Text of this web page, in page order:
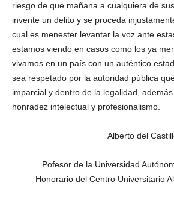
riesgo de que mañana a cualquiera de
invente un delito y se proceda
cual es menester levantar la voz ante
estamos viendo en casos como los ya
vivamos en un país con un auténtico
sea respetado por la autoridad pública
imparcial y dentro de la legalidad,
honradez intelectual y profesionalismo.
Alberto del
Pofesor de la Universidad
Honorario del Centro Universitario